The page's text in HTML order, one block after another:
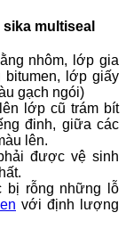
multiseal
nhôm, lớp gia
bitumen, lớp giấy
gạch ngói)
lớp cũ trám bít
đinh, giữa các
lên.
được vệ sinh
bị rỗng những lỗ
với định lượng